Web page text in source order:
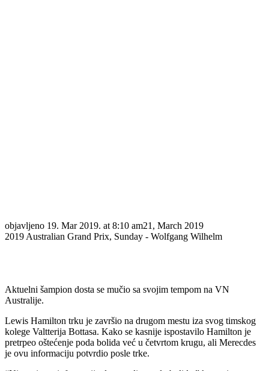
objavljeno 19. Mar 2019. at 8:10 am21, March 2019
2019 Australian Grand Prix, Sunday - Wolfgang Wilhelm
Aktuelni šampion dosta se mučio sa svojim tempom na VN
Australije.
Lewis Hamilton trku je završio na drugom mestu iza svog timskog
kolege Valtterija Bottasa. Kako se kasnije ispostavilo Hamilton je
pretrpeo oštećenje poda bolida već u četvrtom krugu, ali Merecdes
je ovu informaciju potvrdio posle trke.